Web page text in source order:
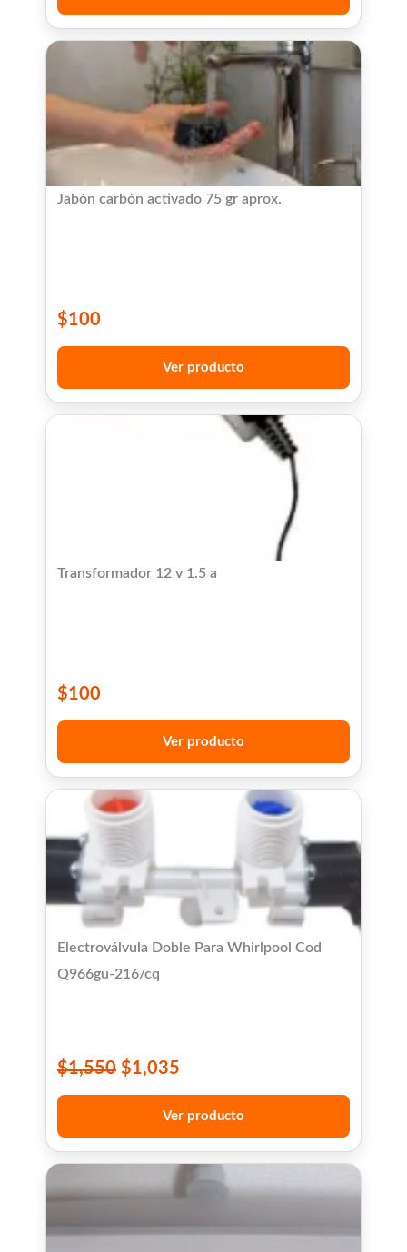
Jabón carbón activado 75 gr aprox.
$100
Ver producto
Transformador 12 v 1.5 a
$100
Ver producto
Electroválvula Doble Para Whirlpool Cod
Q966gu-216/cq
$1,550 $1,035
Ver producto